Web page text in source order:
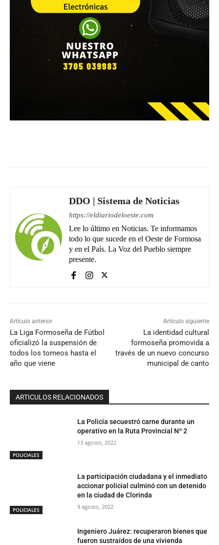
DDO | Sistema de Noticias
https://eldiariodeloeste.com
Lee lo último en Noticias. Te informamos
todo lo que sucede en el Oeste de Formosa
y en el País. La Voz del Pueblo siempre
presente.
Artículo anterior
La Liga Formoseña de Fútbol
oficializó la suspensión de
todos los torneos hasta el
año que viene
Artículo siguiente
La identidad cultural
formoseña promovida a
través de un nuevo concurso
municipal de canto
ARTICULOS RELACIONADOS
POLICIALES
La Policía secuestró carne durante un
operativo en la Ruta Provincial Nº 2
13 agosto, 2022
POLICIALES
La participación ciudadana y el inmediato
accionar policial culminó con un detenido
en la ciudad de Clorinda
9 agosto, 2022
Ingeniero Juárez: recuperaron bienes que
fueron sustraídos de una vivienda